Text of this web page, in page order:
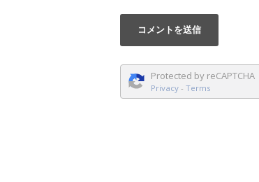
Protected by reCAPTCHA
Privacy - Terms